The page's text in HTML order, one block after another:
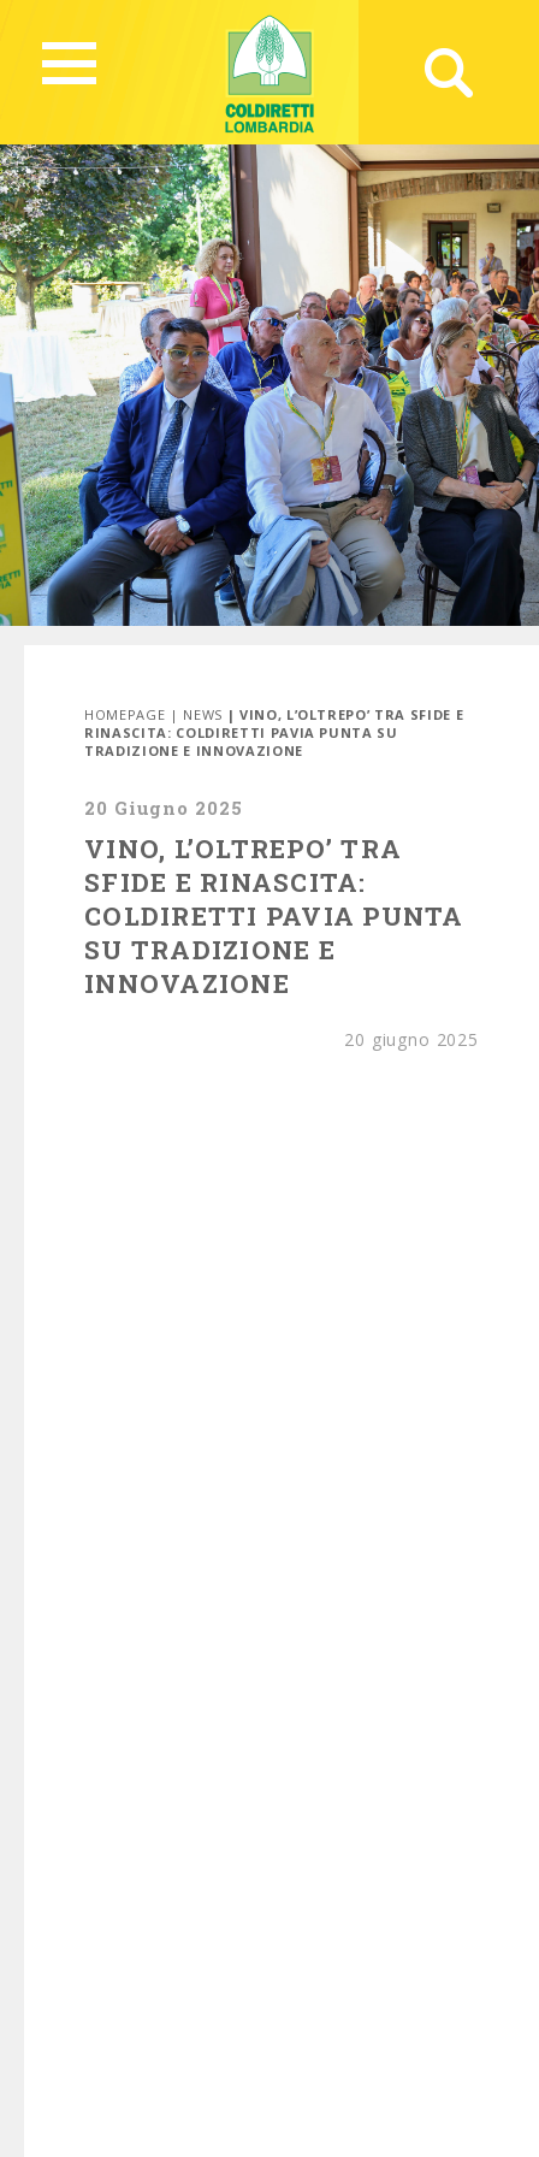
HOMEPAGE | NEWS | VINO, L’OLTREPO’ TRA SFIDE E
RINASCITA: COLDIRETTI PAVIA PUNTA SU
TRADIZIONE E INNOVAZIONE
20 Giugno 2025
VINO, L’OLTREPO’ TRA
SFIDE E RINASCITA:
COLDIRETTI PAVIA PUNTA
SU TRADIZIONE E
INNOVAZIONE
20 giugno 2025